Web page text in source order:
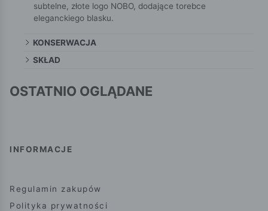
subtelne, złote logo NOBO, dodające torebce
eleganckiego blasku.
KONSERWACJA
SKŁAD
OSTATNIO OGLĄDANE
INFORMACJE
Regulamin zakupów
Polityka prywatności